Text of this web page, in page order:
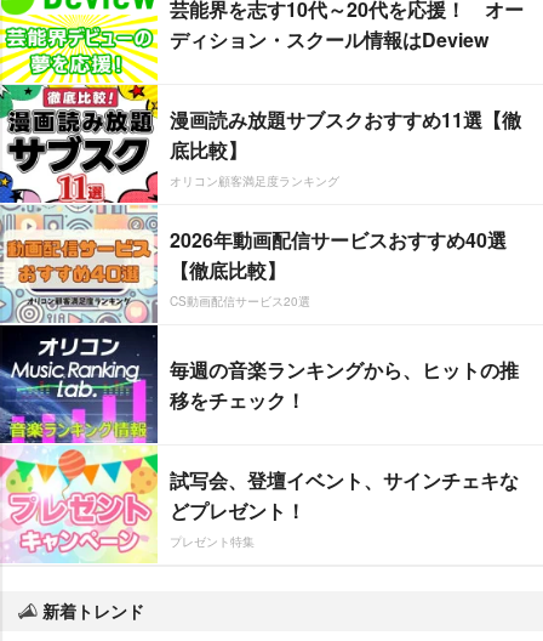
芸能界を志す10代～20代を応援！ オー
ディション・スクール情報はDeview
漫画読み放題サブスクおすすめ11選【徹
底比較】
オリコン顧客満足度ランキング
2026年動画配信サービスおすすめ40選
【徹底比較】
CS動画配信サービス20選
毎週の音楽ランキングから、ヒットの推
移をチェック！
試写会、登壇イベント、サインチェキな
どプレゼント！
プレゼント特集
新着トレンド